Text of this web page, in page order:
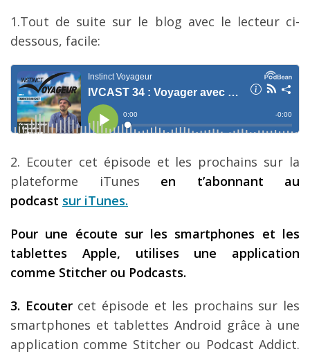
voyage !
Mes guides voyage
L’auteur
1.Tout de suite sur le blog avec le lecteur ci-
dessous, facile:
2. Ecouter cet épisode et les prochains sur la
plateforme iTunes en t’abonnant au
podcast sur iTunes.
Pour une écoute sur les smartphones et les
tablettes Apple, utilises une application
comme Stitcher ou Podcasts.
3. Ecouter cet épisode et les prochains sur les
smartphones et tablettes Android grâce à une
application comme Stitcher ou Podcast Addict.